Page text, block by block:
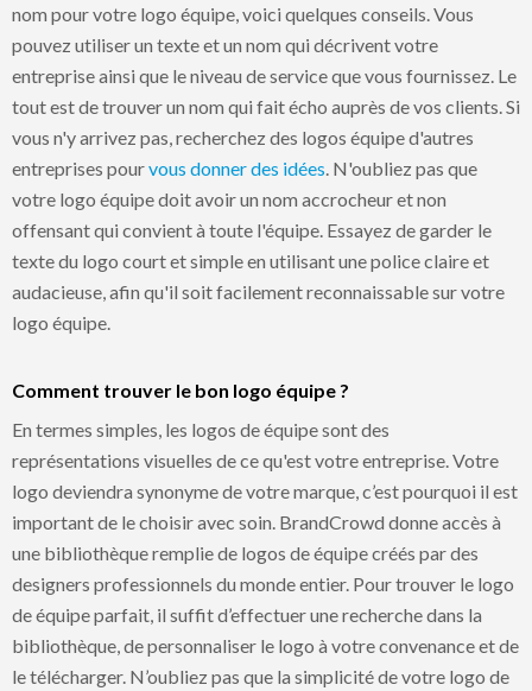
nom pour votre logo équipe, voici quelques conseils. Vous
pouvez utiliser un texte et un nom qui décrivent votre
entreprise ainsi que le niveau de service que vous fournissez. Le
tout est de trouver un nom qui fait écho auprès de vos clients. Si
vous n'y arrivez pas, recherchez des logos équipe d'autres
entreprises pourvous donner des idées . N'oubliez pas que
votre logo équipe doit avoir un nom accrocheur et non
offensant qui convient à toute l'équipe. Essayez de garder le
texte du logo court et simple en utilisant une police claire et
audacieuse, afin qu'il soit facilement reconnaissable sur votre
logo équipe.
Comment trouver le bon logo équipe ?
En termes simples, les logos de équipe sont des
représentations visuelles de ce qu'est votre entreprise. Votre
logo deviendra synonyme de votre marque, c’est pourquoi il est
important de le choisir avec soin. BrandCrowd donne accès à
une bibliothèque remplie de logos de équipe créés par des
designers professionnels du monde entier. Pour trouver le logo
de équipe parfait, il suffit d’effectuer une recherche dans la
bibliothèque, de personnaliser le logo à votre convenance et de
le télécharger. N’oubliez pas que la simplicité de votre logo de